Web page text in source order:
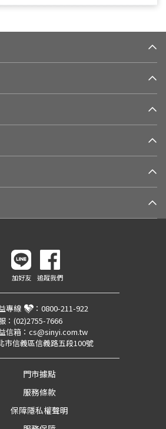
加好友 追蹤我們
專線 ： 0800-211-922
： (02)2755-7666
信箱： cs@sinyi.com.tw
市信義區信義路五段100號
門市據點
服務條款
保障隱私權聲明